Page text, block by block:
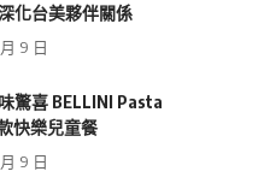
化台美夥伴關係
9 日
驚喜 BELLINI Pasta
快樂兒童餐
9 日